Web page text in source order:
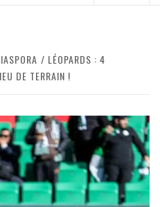
LÉOPARDS : 4
DE TERRAIN !